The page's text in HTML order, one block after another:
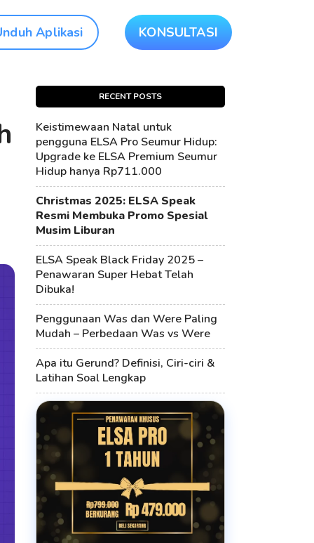
Aplikasi KONSULTASI
RECENT POSTS
Keistimewaan Natal untuk
pengguna ELSA Pro Seumur Hidup:
Upgrade ke ELSA Premium Seumur
Hidup hanya Rp711.000
Christmas 2025: ELSA Speak
Resmi Membuka Promo Spesial
Musim Liburan
ELSA Speak Black Friday 2025 –
Penawaran Super Hebat Telah
Dibuka!
Penggunaan Was dan Were Paling
Mudah – Perbedaan Was vs Were
Apa itu Gerund? Definisi, Ciri-ciri &
Latihan Soal Lengkap